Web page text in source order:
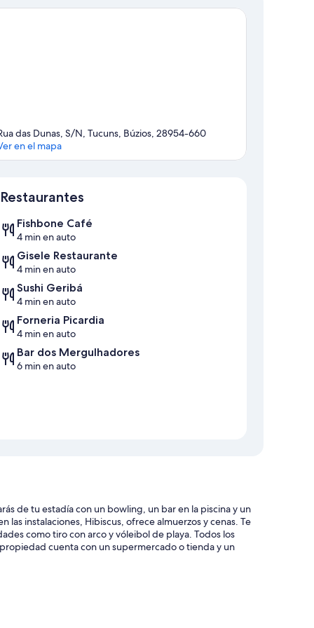
das Dunas, S/N, Tucuns, Búzios, 28954-660
en el mapa
Restaurantes
Fishbone Café
4 min en auto
Gisele Restaurante
4 min en auto
Sushi Geribá
4 min en auto
Forneria Picardia
4 min en auto
Bar dos Mergulhadores
6 min en auto
de tu estadía con un bowling, un bar en la piscina y un
instalaciones, Hibiscus, ofrece almuerzos y cenas. Te
como tiro con arco y vóleibol de playa. Todos los
cuenta con un supermercado o tienda y un